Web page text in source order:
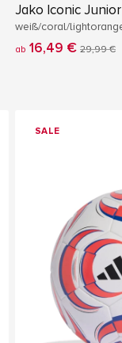
Jako Iconic
weiß/coral/
ab 16,49 € 29,99 €
SALE